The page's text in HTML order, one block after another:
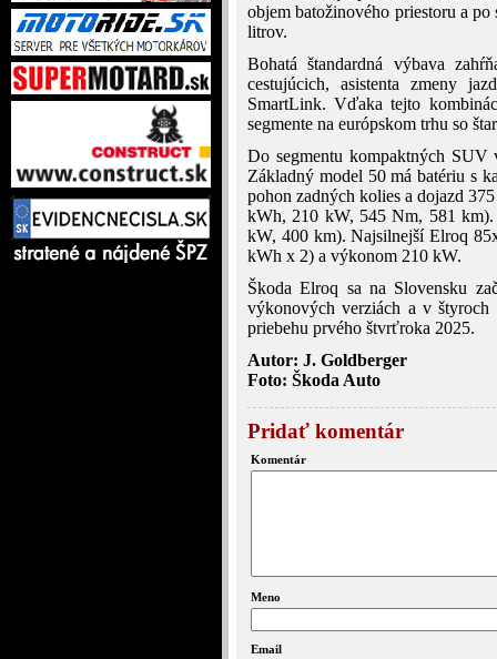
objem batožinového priestoru a
litrov.
Bohatá štandardná výbava
cestujúcich, asistenta zmeny
SmartLink. Vďaka tejto
segmente na európskom trhu so
Do segmentu kompaktných
Základný model 50 má batériu s
pohon zadných kolies a dojazd
kWh, 210 kW, 545 Nm, 581
kW, 400 km). Najsilnejší Elroq
kWh x 2) a výkonom 210 kW.
Škoda Elroq sa na Slovensku
výkonových verziách a v
priebehu prvého štvrťroka 2025.
Autor: J. Goldberger
Foto: Škoda Auto
Pridať komentár
Komentár
Meno
Email